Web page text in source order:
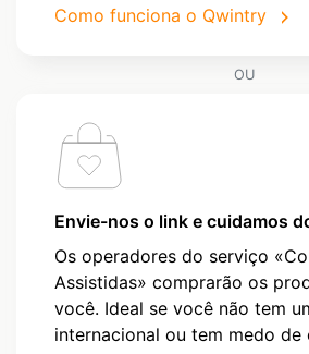
Como funciona o Qwintry
OU
Envie-nos o link e cuidamos
Os operadores do serviço
Assistidas» comprarão os
você. Ideal se você não tem
internacional ou tem medo de